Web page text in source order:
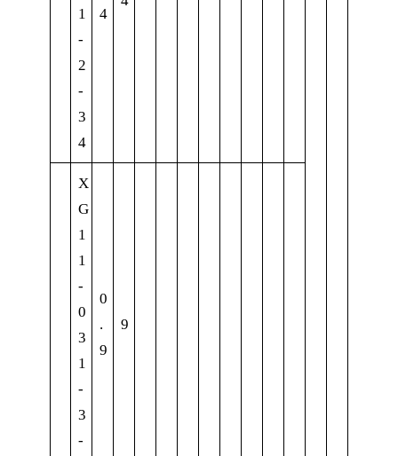
1
-
2
-
3
4
4
X
G
1
1
-
0
3
1
-
3
-
0
.
9
9